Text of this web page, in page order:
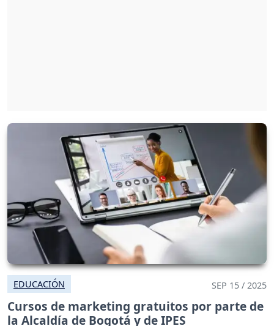
EDUCACIÓN SEP 15 / 2025
Cursos de marketing gratuitos por parte de
la Alcaldía de Bogotá y de IPES